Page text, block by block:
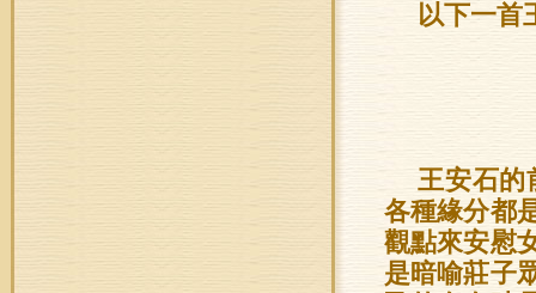
以下一首
王安石的
各種緣分都
觀點來安慰
是暗喻莊子